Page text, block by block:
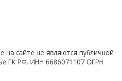
на сайте не являются публичной
ГК РФ. ИНН 6686071107 ОГРН